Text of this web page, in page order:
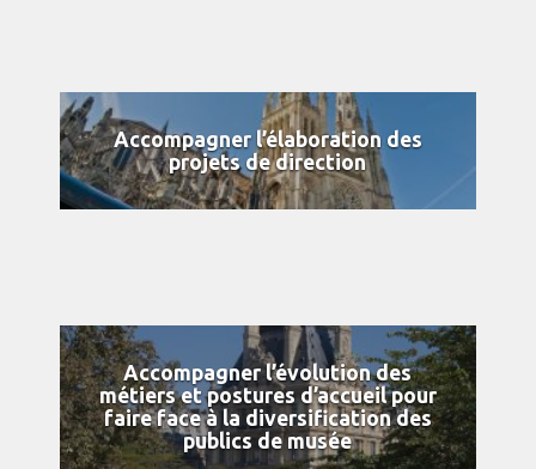
Accompagner l’élaboration des
projets de direction
Accompagner l’évolution des
métiers et postures d’accueil pour
faire face à la diversification des
publics de musée